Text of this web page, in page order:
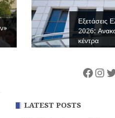
Εξετάσεις
2026:
κέντρα
LATEST POSTS